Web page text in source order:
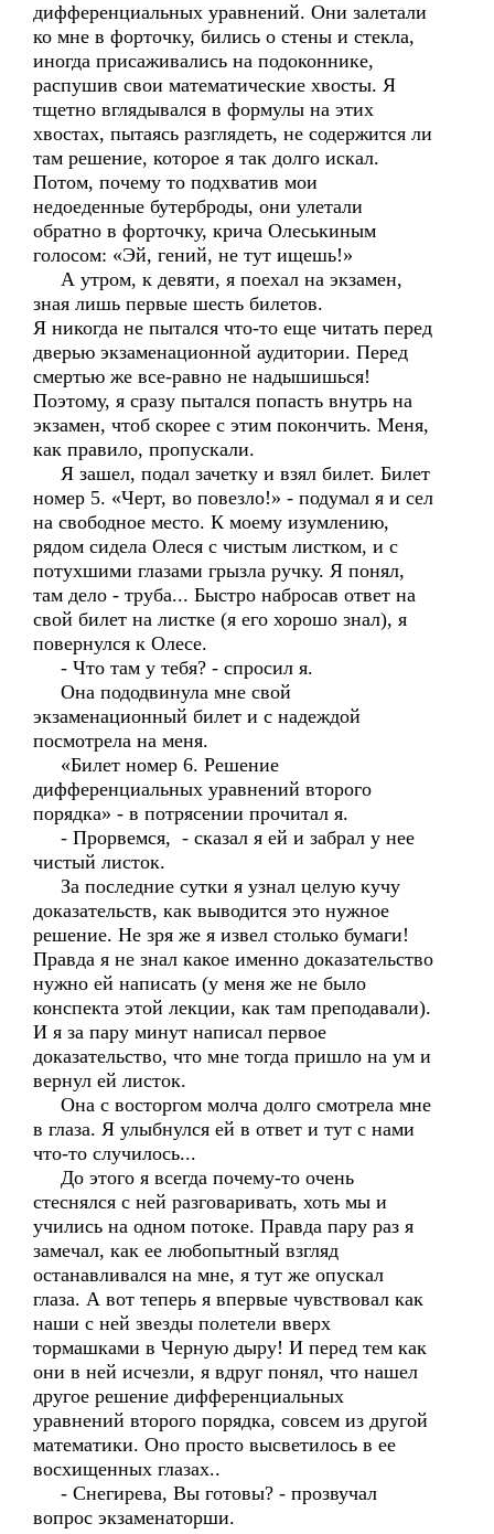
дифференциальных уравнений. Они залетали
ко мне в форточку, бились о стены и стекла,
иногда присаживались на подоконнике,
распушив свои математические хвосты. Я
тщетно вглядывался в формулы на этих
хвостах, пытаясь разглядеть, не содержится ли
там решение, которое я так долго искал.
Потом, почему то подхватив мои
недоеденные бутерброды, они улетали
обратно в форточку, крича Олеськиным
голосом: «Эй, гений, не тут ищешь!»
А утром, к девяти, я поехал на экзамен,
зная лишь первые шесть билетов.
Я никогда не пытался что-то еще читать перед
дверью экзаменационной аудитории. Перед
смертью же все-равно не надышишься!
Поэтому, я сразу пытался попасть внутрь на
экзамен, чтоб скорее с этим покончить. Меня,
как правило, пропускали.
Я зашел, подал зачетку и взял билет. Билет
номер 5. «Черт, во повезло!» - подумал я и сел
на свободное место. К моему изумлению,
рядом сидела Олеся с чистым листком, и с
потухшими глазами грызла ручку. Я понял,
там дело - труба... Быстро набросав ответ на
свой билет на листке (я его хорошо знал), я
повернулся к Олесе.
- Что там у тебя? - спросил я.
Она пододвинула мне свой
экзаменационный билет и с надеждой
посмотрела на меня.
«Билет номер 6. Решение
дифференциальных уравнений второго
порядка» - в потрясении прочитал я.
- Прорвемся, - сказал я ей и забрал у нее
чистый листок.
За последние сутки я узнал целую кучу
доказательств, как выводится это нужное
решение. Не зря же я извел столько бумаги!
Правда я не знал какое именно доказательство
нужно ей написать (у меня же не было
конспекта этой лекции, как там преподавали).
И я за пару минут написал первое
доказательство, что мне тогда пришло на ум и
вернул ей листок.
Она с восторгом молча долго смотрела мне
в глаза. Я улыбнулся ей в ответ и тут с нами
что-то случилось...
До этого я всегда почему-то очень
стеснялся с ней разговаривать, хоть мы и
учились на одном потоке. Правда пару раз я
замечал, как ее любопытный взгляд
останавливался на мне, я тут же опускал
глаза. А вот теперь я впервые чувствовал как
наши с ней звезды полетели вверх
тормашками в Черную дыру! И перед тем как
они в ней исчезли, я вдруг понял, что нашел
другое решение дифференциальных
уравнений второго порядка, совсем из другой
математики. Оно просто высветилось в ее
восхищенных глазах..
- Снегирева, Вы готовы? - прозвучал
вопрос экзаменаторши.